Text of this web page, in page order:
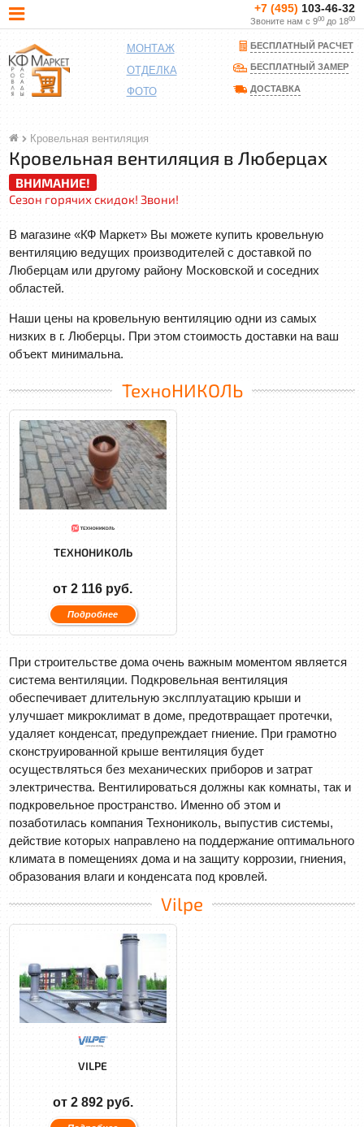
+7 (495) 103-46-32
Звоните нам с 900до 1800
МОНТАЖ
ОТДЕЛКА
ФОТО
БЕСПЛАТНЫЙ РАСЧЕТ
БЕСПЛАТНЫЙ ЗАМЕР
ДОСТАВКА
Кровельная вентиляция
Кровельная вентиляция в Люберцах
ВНИМАНИЕ!
Сезон горячих скидок! Звони!
В магазине «КФ Маркет» Вы можете купить кровельную
вентиляцию ведущих производителей с доставкой по
Люберцам или другому району Московской и соседних
областей.
Наши цены на кровельную вентиляцию одни из самых
низких в г. Люберцы. При этом стоимость доставки на ваш
объект минимальна.
ТехноНИКОЛЬ
ТЕХНОНИКОЛЬ
от 2 116 руб.
Подробнее
При строительстве дома очень важным моментом является
система вентиляции. Подкровельная вентиляция
обеспечивает длительную экслплуатацию крыши и
улучшает микроклимат в доме, предотвращает протечки,
удаляет конденсат, предупреждает гниение. При грамотно
сконструированной крыше вентиляция будет
осуществляться без механических приборов и затрат
электричества. Вентилироваться должны как комнаты, так и
подкровельное пространство. Именно об этом и
позаботилась компания Технониколь, выпустив системы,
действие которых направлено на поддержание оптимального
климата в помещениях дома и на защиту коррозии, гниения,
образования влаги и конденсата под кровлей.
Vilpe
VILPE
от 2 892 руб.